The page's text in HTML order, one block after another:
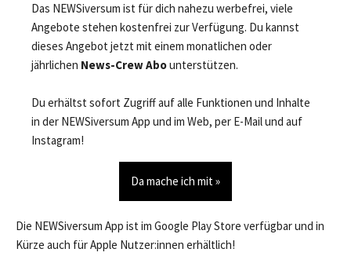
Das NEWSiversum ist für dich nahezu werbefrei, viele
Angebote stehen kostenfrei zur Verfügung. Du kannst
dieses Angebot jetzt mit einem monatlichen oder
jährlichen News-Crew Abounterstützen.
Du erhältst sofort Zugriff auf alle Funktionen und Inhalte
in der NEWSiversum App und im Web, per E-Mail und auf
Instagram!
Da mache ich mit »
Die NEWSiversum App ist im Google Play Store verfügbar und in
Kürze auch für Apple Nutzer:innen erhältlich!